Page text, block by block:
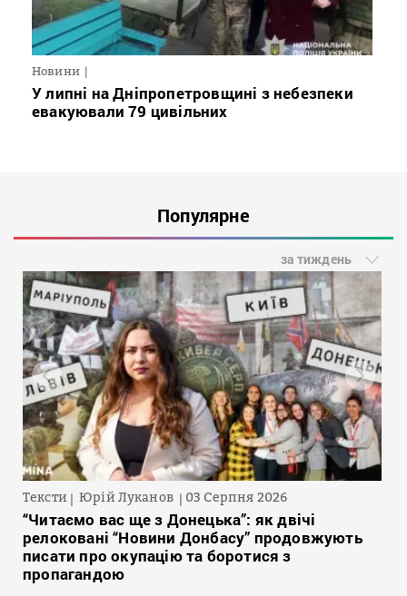
Новини
У липні на Дніпропетровщині з небезпеки
евакуювали 79 цивільних
Популярне
за тиждень
Тексти Юрій Луканов 03 Серпня 2026
“Читаємо вас ще з Донецька”: як двічі
релоковані “Новини Донбасу” продовжують
писати про окупацію та боротися з
пропагандою